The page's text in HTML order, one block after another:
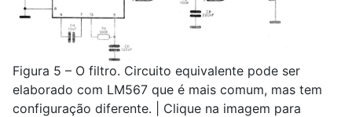
Figura 5 – O filtro. Circuito equivalente pode ser
elaborado com LM567 que é mais comum, mas tem
configuração diferente. | Clique na imagem para